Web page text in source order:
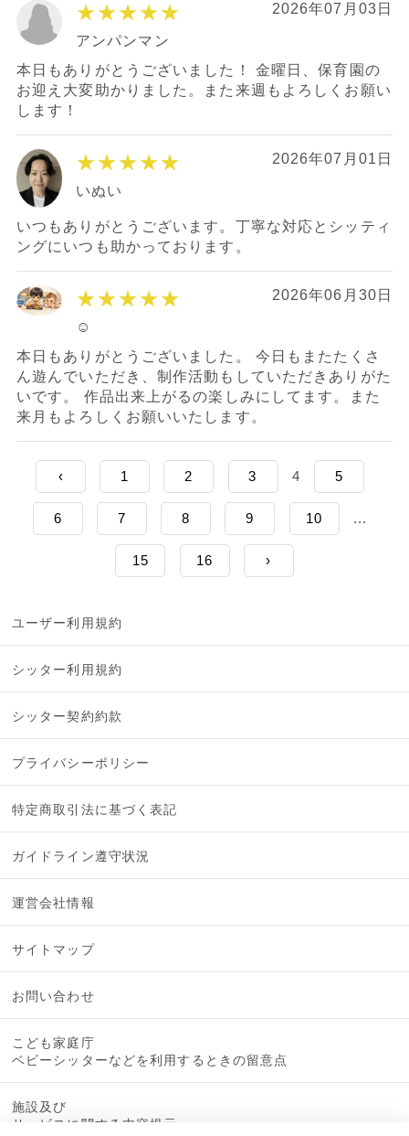
★★★★★ 2026年07月03日
アンパンマン
本日もありがとうございました！ 金曜日、保育園の
お迎え大変助かりました。また来週もよろしくお願い
します！
★★★★★ 2026年07月01日
いぬい
いつもありがとうございます。丁寧な対応とシッティ
ングにいつも助かっております。
★★★★★ 2026年06月30日
☺︎
本日もありがとうございました。 今日もまたたくさ
ん遊んでいただき、制作活動もしていただきありがた
いです。 作品出来上がるの楽しみにしてます。また
来月もよろしくお願いいたします。
‹ 1 2 3 4 5
6 7 8 9 10 ...
15 16 ›
ユーザー利用規約
シッター利用規約
シッター契約約款
プライバシーポリシー
特定商取引法に基づく表記
ガイドライン遵守状況
運営会社情報
サイトマップ
お問い合わせ
こども家庭庁
ベビーシッターなどを利用するときの留意点
施設及び
サービスに関する内容提示